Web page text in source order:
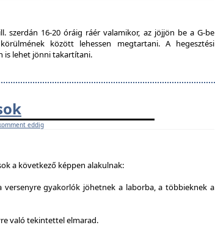
szerdán 16-20 óráig ráér valamikor, az jöjjön be a G-be
között lehessen megtartani. A hegesztési
is lehet jönni takartítani.
eddig
a következő képpen alakulnak:
versenyre gyakorlók jöhetnek a laborba, a többieknek a
való tekintettel elmarad.